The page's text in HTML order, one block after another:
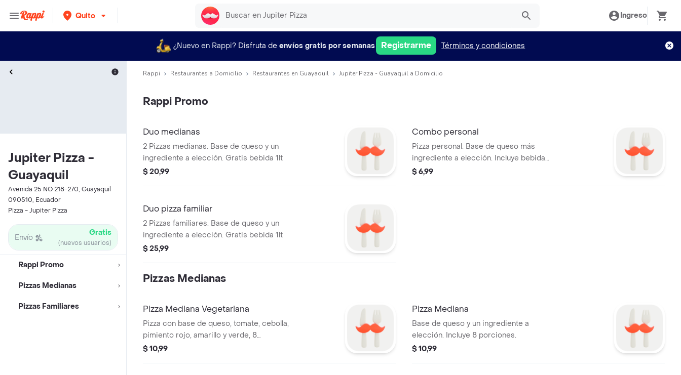
Quito Ingreso
¿Nuevo en Rappi? Disfruta de envíos gratis por semanas Registrarme Términos y condiciones
Jupiter Pizza -
Guayaquil
Avenida 25 NO 218-270, Guayaquil
090510, Ecuador
Pizza - Jupiter Pizza
Envío Gratis
(nuevos usuarios)
Rappi Promo
Pizzas Medianas
Pizzas Familiares
Rappi Restaurantes a Domicilio Restaurantes en Guayaquil Jupiter Pizza - Guayaquil a Domicilio
Rappi Promo
Duo medianas
2 Pizzas medianas. Base de queso y un
ingrediente a elección. Gratis bebida 1lt
$ 20,99
Combo personal
Pizza personal. Base de queso más
ingrediente a elección. Incluye bebida
gaseosa gratis
$ 6,99
Duo pizza familiar
2 Pizzas familiares. Base de queso y un
ingrediente a elección. Gratis bebida 1lt
$ 25,99
Pizzas Medianas
Pizza Mediana Vegetariana
Pizza con base de queso, tomate, cebolla,
pimiento rojo, amarillo y verde, 8
porciones.
$ 10,99
Pizza Mediana
Base de queso y un ingrediente a
elección. Incluye 8 porciones.
$ 10,99